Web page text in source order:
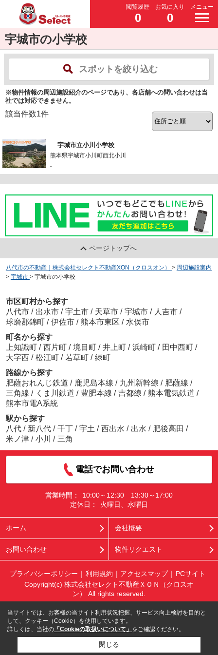
閲覧履歴
0
お気に入り
0
メニュー
宇城市の小学校
スポットを絞り込む
※物件情報の周辺施設紹介のページであり、各店舗への問い合わせは当
社では対応できません。
該当件数1件
宇城市立小川小学校
熊本県宇城市小川町西北小川
-
ページトップへ
八代市の不動産｜株式会社セレクト不動産XON（クロスオン） > 周辺施設案内
> 宇城市 > 宇城市の小学校
市区町村から探す
八代市 / 出水市 / 宇土市 / 天草市 / 宇城市 / 人吉市 /
球磨郡錦町 / 伊佐市 / 熊本市東区 / 水俣市
町名から探す
上知識町 / 西片町 / 境目町 / 井上町 / 浜崎町 / 田中西町 /
大字西 / 松江町 / 若草町 / 緑町
路線から探す
肥薩おれんじ鉄道 / 鹿児島本線 / 九州新幹線 / 肥薩線 /
三角線 / くま川鉄道 / 豊肥本線 / 吉都線 / 熊本電気鉄道 /
熊本市電A系統
駅から探す
八代 / 新八代 / 千丁 / 宇土 / 西出水 / 出水 / 肥後高田 /
米ノ津 / 小川 / 三角
電話でお問い合わせ
営業時間：
10:00～12:30 13:30～17:00
定休日：
火曜日、水曜日
ホーム 会社概要
お問い合わせ 物件リクエスト
プライバシーポリシー 利用規約 アクセスマップ
PCサイト
Copyright(c) 株式会社セレクト不動産ＸＯＮ（クロスオ
ン） All rights reserved.
当サイトでは、お客様の当サイト利用状況把握、サービス向上検討を目的と
して、クッキー（Cookie）を使用しています。
詳しくは、当社の 「Cookieの取扱いについて」 をご確認ください。
閉じる